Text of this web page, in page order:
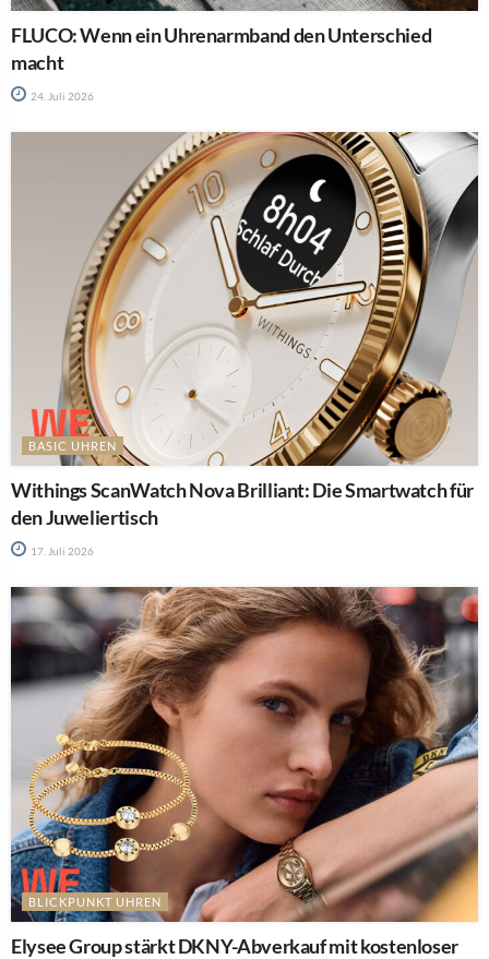
FLUCO: Wenn ein Uhrenarmband den Unterschied
macht
24. Juli 2026
BASIC UHREN
Withings ScanWatch Nova Brilliant: Die Smartwatch für
den Juweliertisch
17. Juli 2026
BLICKPUNKT UHREN
Elysee Group stärkt DKNY-Abverkauf mit kostenloser